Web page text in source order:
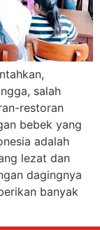
salah
restoran
bebek yang
adalah
lezat dan
dagingnya
banyak